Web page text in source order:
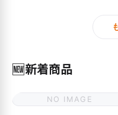
🆕新着商品
NO IMAGE